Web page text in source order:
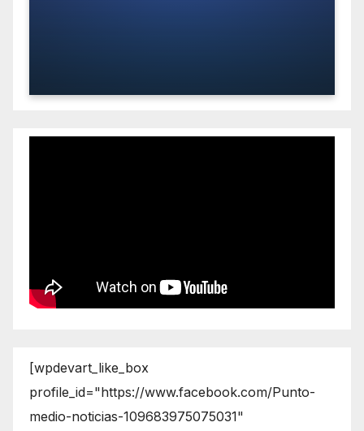
[wpdevart_like_box
profile_id="https://www.facebook.com/Punto-
medio-noticias-109683975075031"